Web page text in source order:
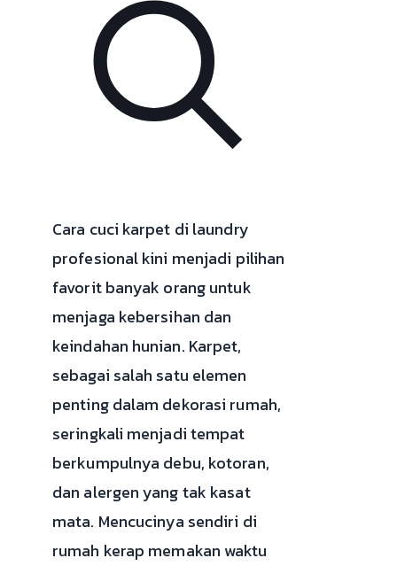
Cara cuci karpet di laundry
profesional kini menjadi pilihan
favorit banyak orang untuk
menjaga kebersihan dan
keindahan hunian. Karpet,
sebagai salah satu elemen
penting dalam dekorasi rumah,
seringkali menjadi tempat
berkumpulnya debu, kotoran,
dan alergen yang tak kasat
mata. Mencucinya sendiri di
rumah kerap memakan waktu